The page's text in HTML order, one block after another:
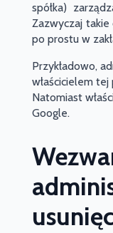
spółka)
Zazwyczaj
po prostu w
Przykładowo,
właścicielem
Natomiast
Google.